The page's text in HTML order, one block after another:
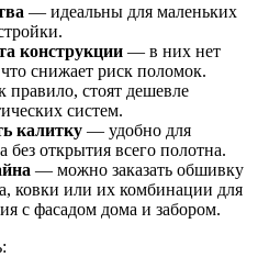
— идеальны для маленьких
конструкции — в них нет
снижает риск поломок.
правило, стоят дешевле
систем.
калитку — удобно для
без открытия всего полотна.
— можно заказать обшивку
ковки или их комбинации для
с фасадом дома и забором.